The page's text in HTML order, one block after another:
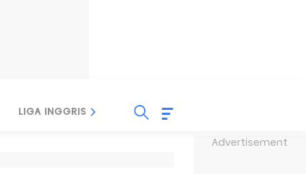
Advertisement
LIGA INGGRIS LIGA ITALIA